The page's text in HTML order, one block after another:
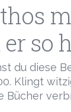
so
du diese
Klingt
Bücher